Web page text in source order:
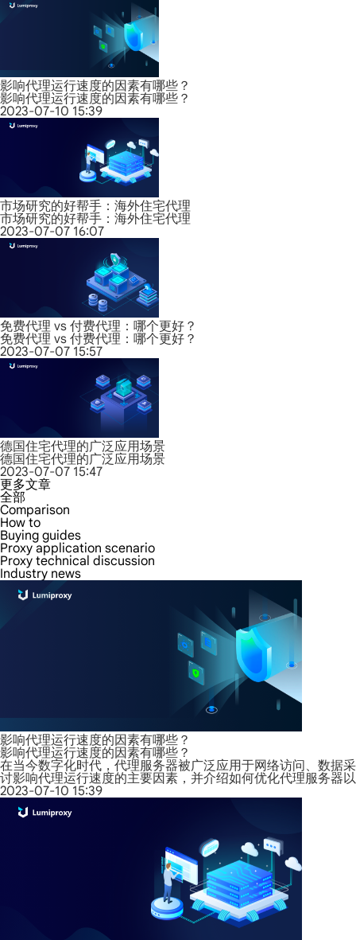
影响代理运行速度的因素有哪些？
影响代理运行速度的因素有哪些？
2023-07-10 15:39
市场研究的好帮手：海外住宅代理
市场研究的好帮手：海外住宅代理
2023-07-07 16:07
免费代理 vs 付费代理：哪个更好？
免费代理 vs 付费代理：哪个更好？
2023-07-07 15:57
德国住宅代理的广泛应用场景
德国住宅代理的广泛应用场景
2023-07-07 15:47
更多文章
全部
Comparison
How to
Buying guides
Proxy application scenario
Proxy technical discussion
Industry news
影响代理运行速度的因素有哪些？
影响代理运行速度的因素有哪些？
在当今数字化时代，代理服务器被广泛应用于网络访问、数据
讨影响代理运行速度的主要因素，并介绍如何优化代理服务器
2023-07-10 15:39